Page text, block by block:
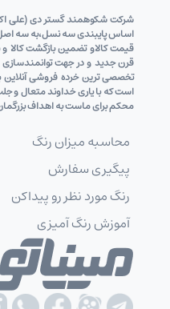
اساس پایبندی سه نسل،به سه
قیمت کالاو تضمین بازگشت کالا و
قرن جدید و در جهت توانمندسازی
تخصصی ترین خرده فروشی آنلاین
است که با یاری خداوند متعال و
محکم برای ماست به اهداف
محاسبه میزان رنگ
پیگیری سفارش
رنگ مورد نظر رو پیداکن
آموزش رنگ آمیزی